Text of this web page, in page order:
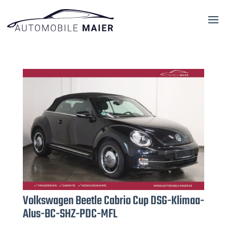
Volkswagen Beetle Cabrio Cup DSG-Klimaa-
Alus-BC-SHZ-PDC-MFL